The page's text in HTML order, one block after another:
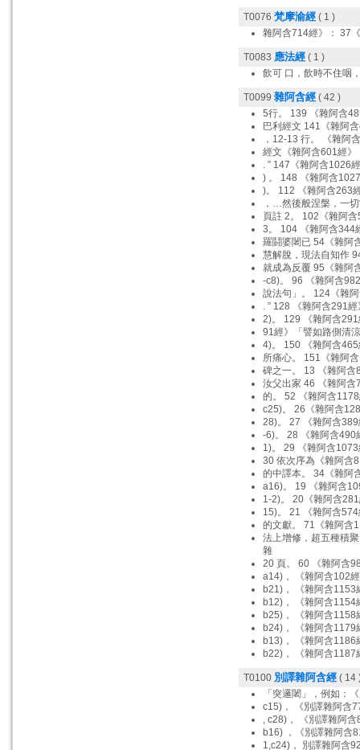
T0076 梵摩渝經 ( 1 )
雜阿含714經》： 37
T0083 應法經 ( 1 )
飲可 口，飲時不住咽
T0099 雜阿含經 ( 42 )
5行。 139 《雜阿含
巴利經文 141《雜阿
，12-13 行。 《雜阿
經文《雜阿含601經》
. ” 147《雜阿含1026
) 。 148 《雜阿含
)。 112 《雜阿含263
，…然後般涅槃，一
頁註 2。 102《雜阿含
3。 104 《雜阿含344
羅鬪婆闍已 54《雜阿
慧解脫，現法自知作
就成為反覆 95《雜阿
-c8)。 96 《雜阿含
說法句」。 124《雜
. ” 128 《雜阿含291經
2)。 129 《雜阿含
91經》「譬如路側清
4)。 150 《雜阿含
所痛心。 151《雜阿
碑之一。 13 《雜阿含
汝父出家 46 《雜阿含
的。 52 《雜阿含
c25)。 26《雜阿含
28)。 27 《雜阿含
-6)。 28 《雜阿含490
1)。 29 《雜阿含
30 依次序為《雜阿含
的中譯本。 34《雜阿
a16)。 19 《雜阿含
1-2)。 20《雜阿含
15)。 21 《雜阿含
的文獻。 71《雜阿含
法上增修，超五種積
雜
20 頁。 60 《雜阿含
a14)， 《雜阿含102
b21)， 《雜阿含1153
b12)， 《雜阿含1154
b25)， 《雜阿含1158
b24)， 《雜阿含1179
b13)， 《雜阿含1186
b22)， 《雜阿含1187
T0100 別譯雜阿含經 ( 14
「突邏闍」，例如：
c15)， 《別譯雜阿含
, c28)， 《別譯雜阿含
b16) ，《別譯雜阿含
1,c24)， 別譯雜阿含